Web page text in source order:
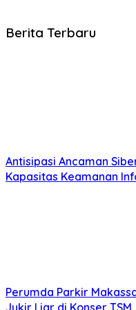
Berita Terbaru
Antisipasi Ancaman
Kapasitas Keamanan
Perumda Parkir